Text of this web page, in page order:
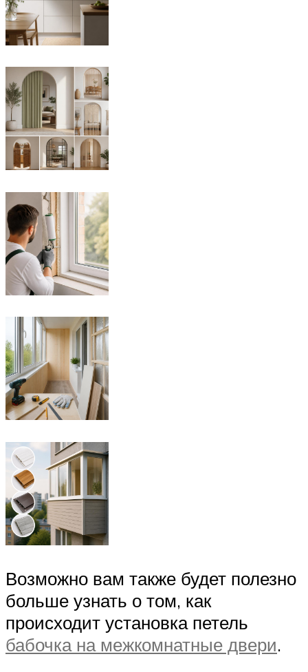
Возможно вам также будет полезно
больше узнать о том, как
происходит установка петель
бабочка на межкомнатные двери.